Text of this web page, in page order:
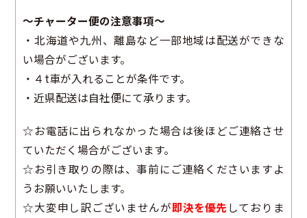
～チャーター便の注意事項～
・北海道や九州、離島など一部地域は配送ができな
い場合がございます。
・４t車が入れることが条件です。
・近県配送は自社便にて承ります。
☆お電話に出られなかった場合は後ほどご連絡させ
ていただく場合がございます。
☆お引き取りの際は、事前にご連絡くださいますよ
うお願いいたします。
☆大変申し訳ございませんが即決を優先 しておりま